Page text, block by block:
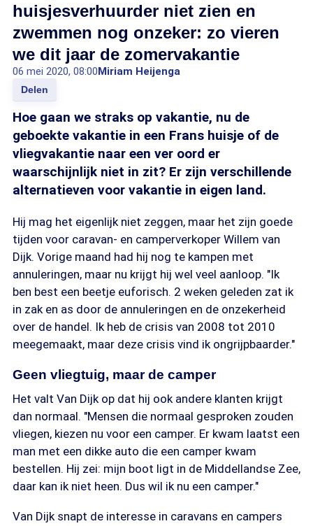
huisjesverhuurder niet zien en
zwemmen nog onzeker: zo vieren
we dit jaar de zomervakantie
06 mei 2020, 08:00Miriam Heijenga
Delen
Hoe gaan we straks op vakantie, nu de
geboekte vakantie in een Frans huisje of de
vliegvakantie naar een ver oord er
waarschijnlijk niet in zit? Er zijn verschillende
alternatieven voor vakantie in eigen land.
Hij mag het eigenlijk niet zeggen, maar het zijn goede
tijden voor caravan- en camperverkoper Willem van
Dijk. Vorige maand had hij nog te kampen met
annuleringen, maar nu krijgt hij wel veel aanloop. "Ik
ben best een beetje euforisch. 2 weken geleden zat ik
in zak en as door de annuleringen en de onzekerheid
over de handel. Ik heb de crisis van 2008 tot 2010
meegemaakt, maar deze crisis vind ik ongrijpbaarder."
Geen vliegtuig, maar de camper
Het valt Van Dijk op dat hij ook andere klanten krijgt
dan normaal. "Mensen die normaal gesproken zouden
vliegen, kiezen nu voor een camper. Er kwam laatst een
man met een dikke auto die een camper kwam
bestellen. Hij zei: mijn boot ligt in de Middellandse Zee,
daar kan ik niet heen. Dus wil ik nu een camper."
Van Dijk snapt de interesse in caravans en campers